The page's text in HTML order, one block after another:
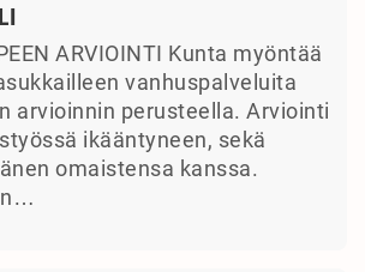
ARVIOINTI Kunta myöntää
vanhuspalveluita
arvioinnin perusteella. Arviointi
ikääntyneen, sekä
omaistensa kanssa.